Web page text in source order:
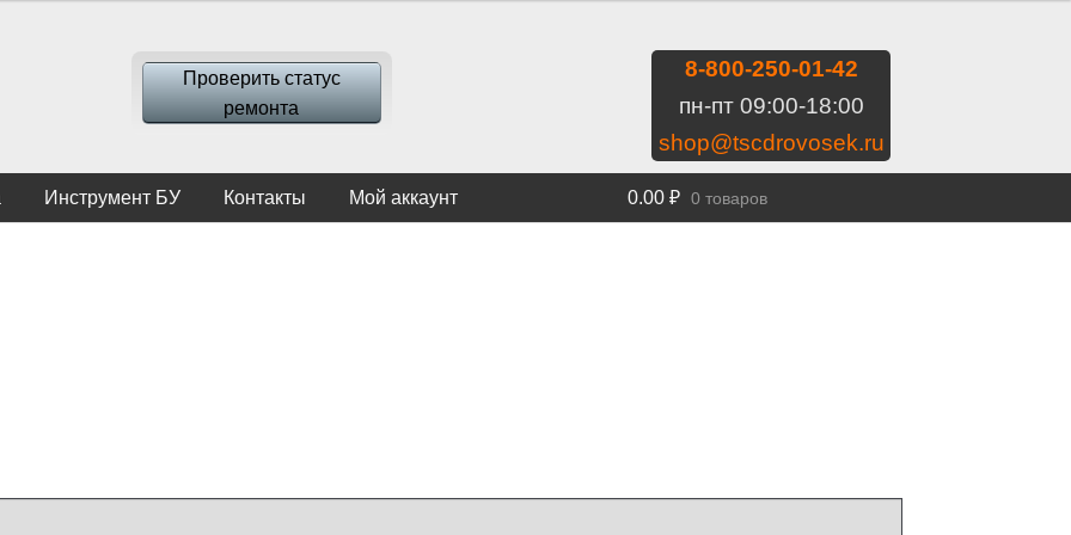
Проверить статус
ремонта
8-800-250-01-42
пн-пт 09:00-18:00
shop@tscdrovosek.ru
Инструмент БУ Контакты Мой аккаунт 0.00 ₽ 0 товаров